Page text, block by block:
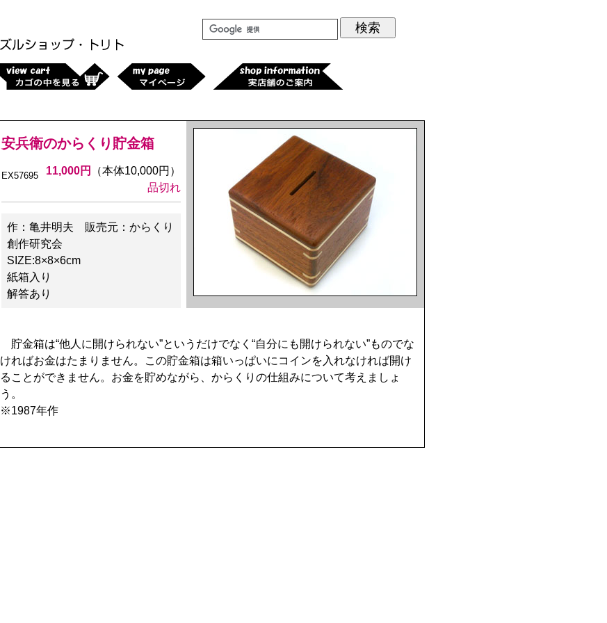
安兵衛のからくり貯金箱
EX57695 11,000円
（本体10,000円）
品切れ
作：亀井明夫 販売元：からくり
創作研究会
SIZE:8×8×6cm
紙箱入り
解答あり
貯金箱は“他人に開けられない”というだけでなく“自分にも開けられない”ものでな
ければお金はたまりません。この貯金箱は箱いっぱいにコインを入れなければ開け
ることができません。お金を貯めながら、からくりの仕組みについて考えましょ
う。
※1987年作